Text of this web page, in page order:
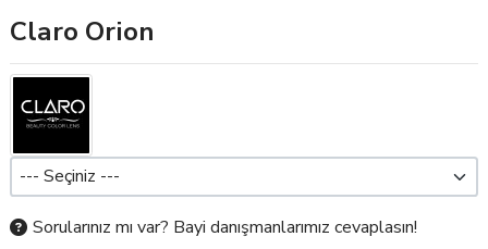
Claro Orion
Sorularınız mı var? Bayi danışmanlarımız cevaplasın!
Dioptri (Pwr)